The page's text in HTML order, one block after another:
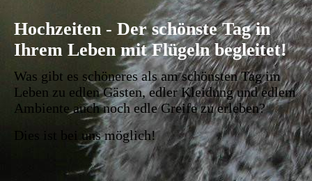
Hochzeiten - Der schönste Tag in
Ihrem Leben mit Flügeln begleitet!
Was gibt es schöneres als am schönsten Tag im
Leben zu edlen Gästen, edler Kleidung und edlem
Ambiente auch noch edle Greife zu erleben?
Dies ist bei uns möglich!